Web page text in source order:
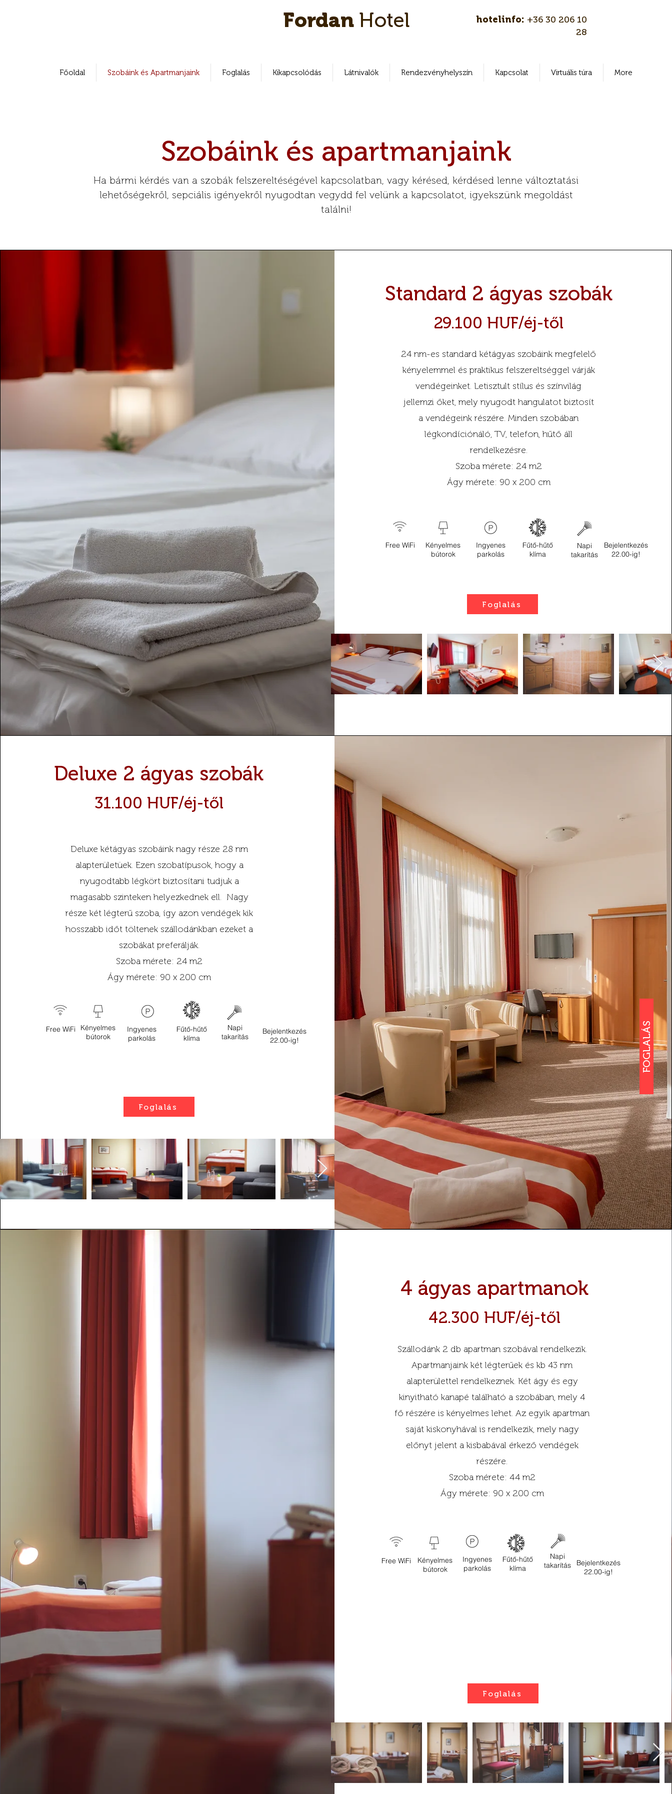
Fordan Hotel hotelinfo: +36 30 206 10
28
Főoldal Szobáink és Apartmanjaink Foglalás Kikapcsolódás Látnivalók Rendezvényhelyszín Kapcsolat Virtuális túra More
FOGLALÁS
Szobáink és apartmanjaink
Ha bármi kérdés van a szobák felszereltéségével kapcsolatban, vagy kérésed, kérdésed lenne változtatási
lehetőségekről, sepciális igényekről nyugodtan vegydd fel velünk a kapcsolatot, igyekszünk megoldást
találni!
Standard 2 ágyas szobák
29.100 HUF/éj-től
24 nm-es standard kétágyas szobáink megfelelő
kényelemmel és praktikus felszereltséggel várják
vendégeinket. Letisztult stílus és színvilág
jellemzi őket, mely nyugodt hangulatot biztosít
a vendégeink részére. Minden szobában
légkondíciónáló, TV, telefon, hűtő áll
rendelkezésre.
Szoba mérete: 24 m2
Ágy mérete: 90 x 200 cm
Free WiFi
Kényelmes
bútorok
Ingyenes
parkolás
Fűtő-hűtő
klíma
Napi
takarítás
Bejelentkezés
22.00-ig!
Foglalás
Deluxe 2 ágyas szobák
31.100 HUF/éj-től
Deluxe kétágyas szobáink nagy része 28 nm
alapterületüek. Ezen szobatípusok, hogy a
nyugodtabb légkört biztosítani tudjuk a
magasabb szinteken helyezkednek ell. Nagy
része két légterű szoba, így azon vendégek kik
hosszabb időt töltenek szállodánkban ezeket a
szobákat preferálják.
Szoba mérete: 24 m2
Ágy mérete: 90 x 200 cm
Free WiFi
Kényelmes
bútorok
Ingyenes
parkolás
Fűtő-hűtő
klíma
Napi
takarítás
Bejelentkezés
22.00-ig!
Foglalás
4 ágyas apartmanok
42.300 HUF/éj-től
Szállodánk 2 db apartman szobával rendelkezik.
Apartmanjaink két légterűek és kb 43 nm
alapterülettel rendelkeznek. Két ágy és egy
kinyitható kanapé található a szobában, mely 4
fő részére is kényelmes lehet. Az egyik apartman
saját kiskonyhával is rendelkezik, mely nagy
előnyt jelent a kisbabával érkező vendégek
részére.
Szoba mérete: 44 m2
Ágy mérete: 90 x 200 cm
Free WiFi
Kényelmes
bútorok
Ingyenes
parkolás
Fűtő-hűtő
klíma
Napi
takarítás
Bejelentkezés
22.00-ig!
Foglalás